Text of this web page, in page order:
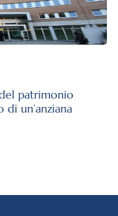
patrimonio
un’anziana